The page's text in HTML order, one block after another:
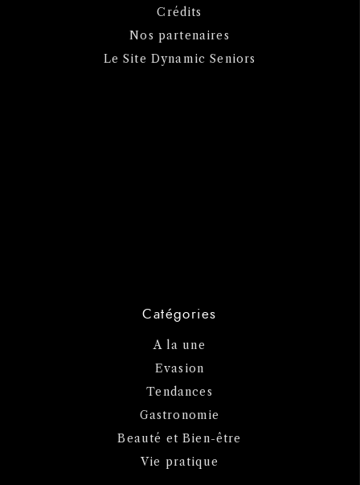
Crédits
Nos partenaires
Le Site Dynamic Seniors
Catégories
A la une
Evasion
Tendances
Gastronomie
Beauté et Bien-être
Vie pratique